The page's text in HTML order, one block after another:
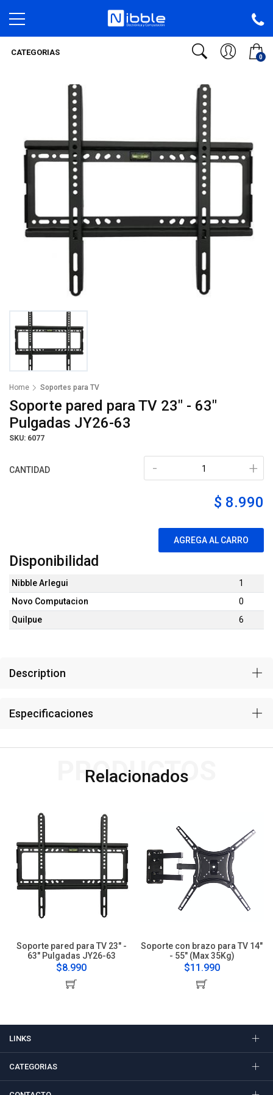
0
CATEGORIAS
Home Soportes para TV
Soporte pared para TV 23" - 63"
Pulgadas JY26-63
SKU: 6077
CANTIDAD +
-
$ 8.990
AGREGA AL CARRO
Disponibilidad
Nibble Arlegui
1
Novo Computacion
0
Quilpue
6
Description
Especificaciones
Relacionados
PRODUCTOS
Soporte pared para TV 23" -
63" Pulgadas JY26-63
$8.990
Soporte con brazo para TV 14"
- 55" (Max 35Kg)
$11.990
LINKS
CATEGORIAS